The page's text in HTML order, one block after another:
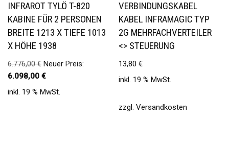
INFRAROT TYLÖ T-820
KABINE FÜR 2 PERSONEN
BREITE 1213 X TIEFE 1013
X HÖHE 1938
6.776,00€ Neuer Preis:
6.098,00 €
inkl. 19 % MwSt.
VERBINDUNGSKABEL
KABEL INFRAMAGIC TYP
2G MEHRFACHVERTEILER
<> STEUERUNG
13,80€
inkl. 19 % MwSt.
zzgl.Versandkosten